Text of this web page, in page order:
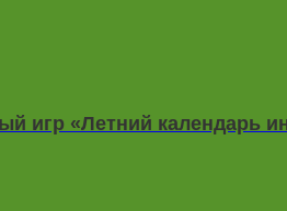
игр «Летний календарь